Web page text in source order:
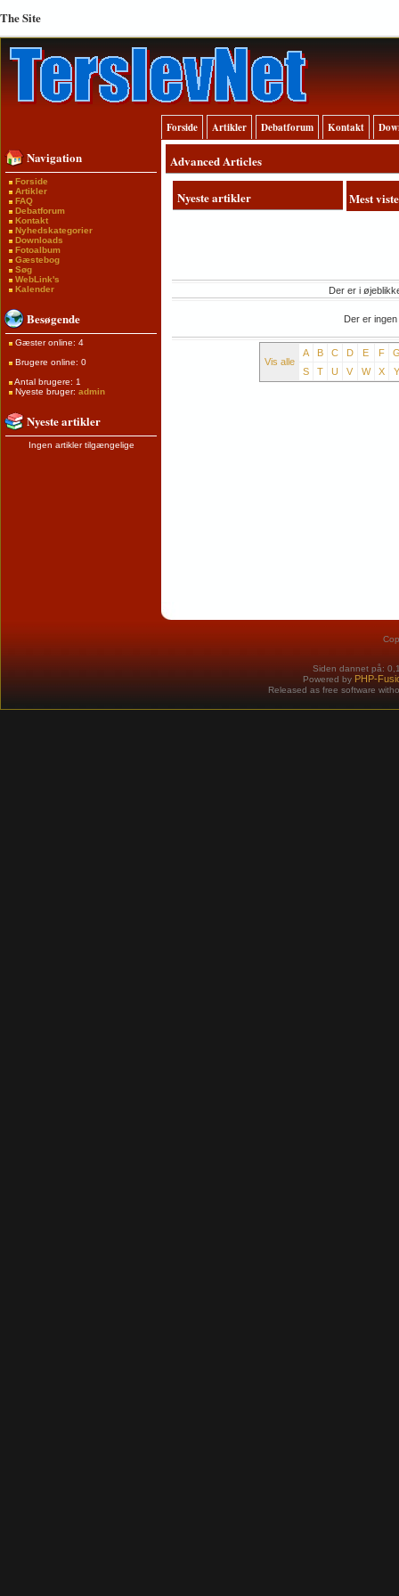
The Site
Forside Artikler Debatforum Kontakt
Navigation
Forside
Artikler
FAQ
Debatforum
Kontakt
Nyhedskategorier
Downloads
Fotoalbum
Gæstebog
Søg
WebLink's
Kalender
Besøgende
Gæster online: 4
Brugere online: 0
Antal brugere: 1
Nyeste bruger: admin
Nyeste artikler
Ingen artikler tilgængelige
Advanced Articles
Nyeste artikler Mest
Der er i
Der er
Vis alle
A B C D E F
S
T U V W X Y
Siden dannet på:
Powered by PHP-
Released as free software